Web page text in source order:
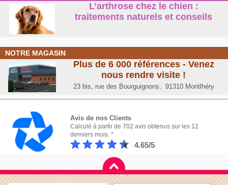
L’arthrose chez le chien :
traitements naturels et conseil s
NOTRE MAGASIN
Plus de 6 000 références - Venez
nous rendre visite !
23 bis, rue des Bourguignons, 91310 Montlhéry
Avis de nos Clients
Calculé à partir de 702 avis obtenus sur les 12
derniers mois. *
4.65/5